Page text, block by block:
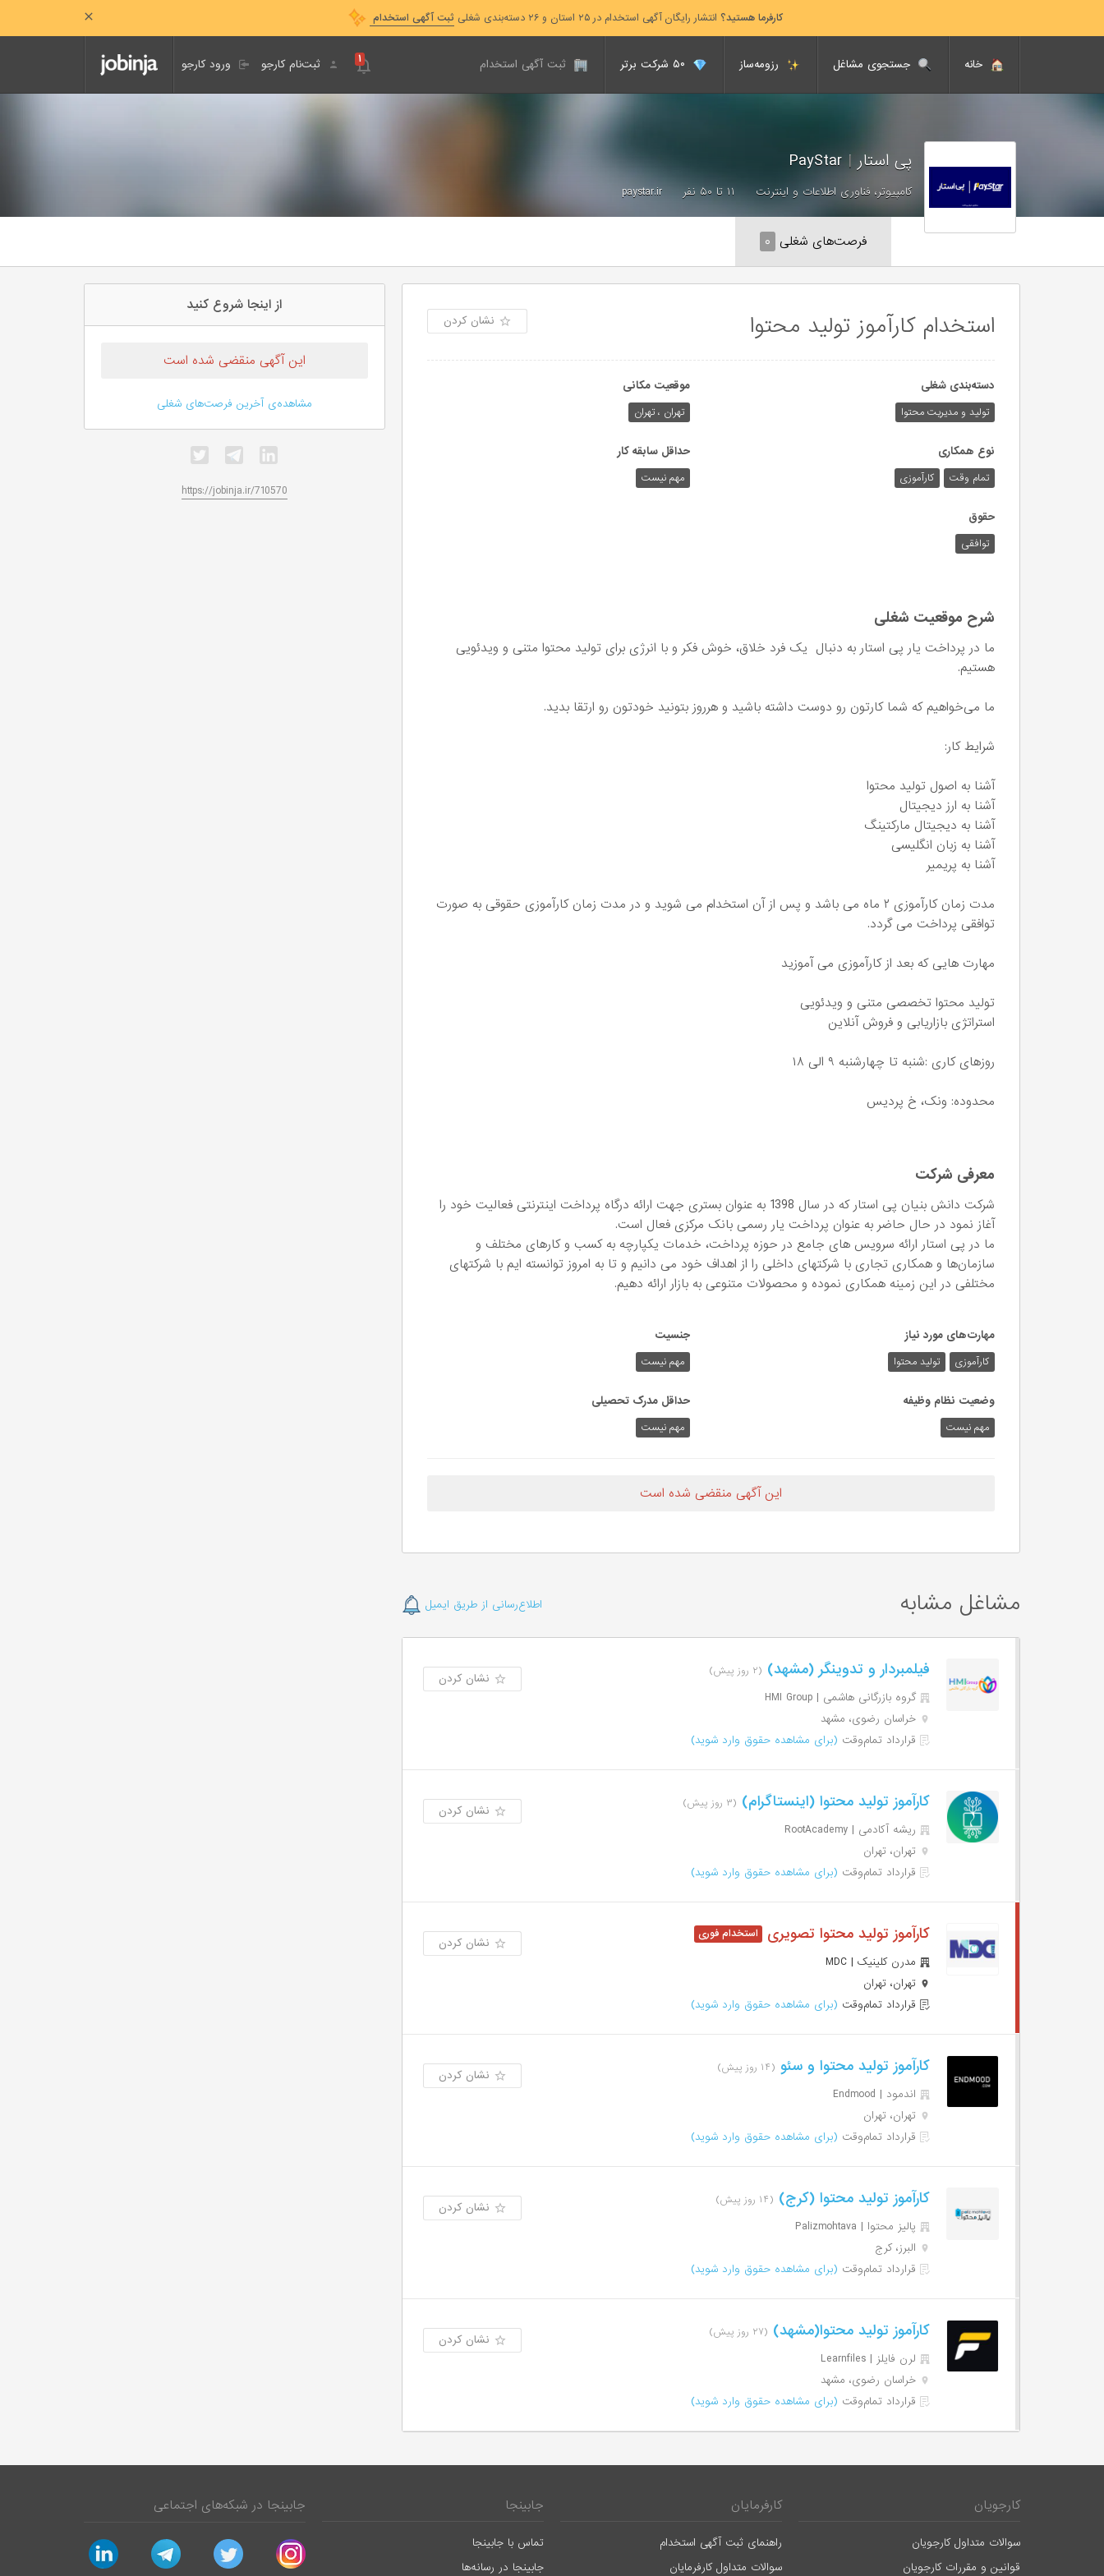
کارفرما هستید؟ انتشار رایگان آگهی استخدام در ۲۵ استان و ۲۶ دسته‌بندی شغلی ثبت آگهی استخدام
خانه جستجوی مشاغل رزومه‌ساز ثبت آگهی استخدام ورود کارجو ثبت‌نام کارجو ۱
پی استار |
کامپیوتر، فناوری اطلاعات و اینترنت ۱۱ تا ۵۰ نفر paystar.ir
فرصت‌های شغلی ۰
استخدام کارآموز تولید محتوا نشان کردن
دسته‌بندی شغلی
تولید و مدیریت محتوا
موقعیت مکانی
تهران ، تهران
نوع همکاری
تمام وقت کارآموزی
حداقل سابقه کار
مهم نیست
حقوق
توافقی
شرح موقعیت شغلی
ما در پرداخت یار پی استار به دنبال یک فرد خلاق، خوش فکر و با انرژی برای تولید محتوا متنی و ویدئویی
هستیم.
ما می‌خواهیم که شما کارتون رو دوست داشته باشید و هرروز بتونید خودتون رو ارتقا بدید.
شرایط کار:
آشنا به اصول تولید محتوا
آشنا به ارز دیجیتال
آشنا به دیجیتال مارکتینگ
آشنا به زبان انگلیسی
آشنا به پریمیر
مدت زمان کارآموزی ۲ ماه می باشد و پس از آن استخدام می شوید و در مدت زمان کارآموزی حقوقی به صورت
توافقی پرداخت می گردد.
مهارت هایی که بعد از کارآموزی می آموزید
تولید محتوا تخصصی متنی و ویدئویی
استراتژی بازاریابی و فروش آنلاین
روزهای کاری :شنبه تا چهارشنبه ۹ الی ۱۸
محدوده: ونک، خ پردیس
معرفی شرکت
شرکت دانش بنیان پی استار که در سال 1398 به عنوان بستری جهت ارائه درگاه پرداخت اینترنتی فعالیت خود را
آغاز نمود در حال حاضر به عنوان پرداخت یار رسمی بانک مرکزی فعال است.
ما در پی استار ارائه سرویس های جامع در حوزه پرداخت، خدمات یکپارچه به کسب و کارهای مختلف و
سازمان‌ها و همکاری تجاری با شرکتهای داخلی را از اهداف خود می دانیم و تا به امروز توانسته ایم با شرکتهای
مختلفی در این زمینه همکاری نموده و محصولات متنوعی به بازار ارائه دهیم.
مهارت‌های مورد نیاز
کارآموزی تولید محتوا
جنسیت
مهم نیست
وضعیت نظام وظیفه
مهم‌ نیست
حداقل مدرک تحصیلی
مهم نیست
این آگهی منقضی شده است
مشاغل مشابه اطلاع‌رسانی از طریق ایمیل
فیلمبردار و تدوینگر (مشهد) (۲ روز پیش)
گروه بازرگانی هاشمی | HMI Group
خراسان رضوی، مشهد
قرارداد تمام‌وقت (برای مشاهده حقوق وارد شوید)
نشان کردن
کارآموز تولید محتوا (اینستاگرام) (۳ روز پیش)
ریشه آکادمی | RootAcademy
تهران، تهران
قرارداد تمام‌وقت (برای مشاهده حقوق وارد شوید)
نشان کردن
کارآموز تولید محتوا تصویری
مدرن کلینیک | MDC
تهران، تهران
قرارداد تمام‌وقت (برای مشاهده حقوق وارد شوید)
نشان کردن
کارآموز تولید محتوا و سئو (۱۴ روز پیش)
اندمود | Endmood
تهران، تهران
قرارداد تمام‌وقت (برای مشاهده حقوق وارد شوید)
نشان کردن
کارآموز تولید محتوا (کرج) (۱۴ روز پیش)
پالیز محتوا | Palizmohtava
البرز، کرج
قرارداد تمام‌وقت (برای مشاهده حقوق وارد شوید)
نشان کردن
کارآموز تولید محتوا(مشهد) (۲۷ روز پیش)
لرن فایلز | Learnfiles
خراسان رضوی، مشهد
قرارداد تمام‌وقت (برای مشاهده حقوق وارد شوید)
نشان کردن
از اینجا شروع کنید
این آگهی منقضی شده است
مشاهده‌ی آخرین فرصت‌های شغلی
https://jobinja.ir/710570
کارجویان
سوالات متداول کارجویان
قوانین و مقررات کارجویان
کارفرمایان
راهنمای ثبت آگهی استخدام
سوالات متداول کارفرمایان
جابینجا
تماس با جابینجا
جابینجا در رسانه‌ها
جابینجا در شبکه‌های اجتماعی
instagram
twitter
telegram
linkedin